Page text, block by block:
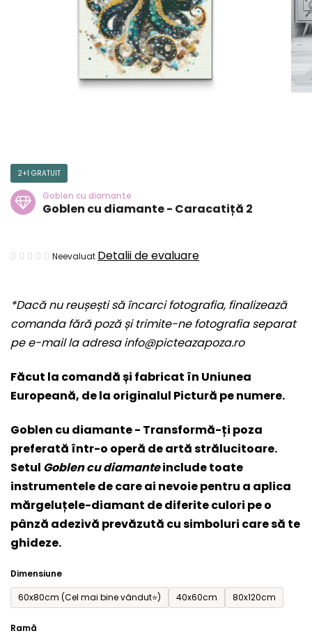
*Dacă nu reușești să încarci fotografia, finalizează
comanda fără poză și trimite-ne fotografia separat
pe e-mail la adresainfo@picteazapoza.ro
Făcut la comandă și fabricat în Uniunea
Europeană, de la originalul Pictură pe numere.
Goblen cu diamante - Transformă-ți poza
preferată într-o operă de artă strălucitoare.
Setul Goblen cu diamanteinclude toate
instrumentele de care ai nevoie pentru a aplica
mărgeluțele-diamant de diferite culori pe o
pânză adezivă prevăzută cu simboluri care să te
ghideze.
Dimensiune
60x80cm (Cel mai bine vândut⭐)
40x60cm 80x120cm
Ramă
2+1 GRATUIT
Goblen cu diamante
Goblen cu diamante - Caracatiță 2
Evaluarea
produsului
este
0,0
stele.
Neevaluat Detalii de evaluare